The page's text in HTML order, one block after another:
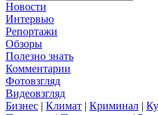
Новости
Интервью
Репортажи
Обзоры
Полезно знать
Комментарии
Фотовзгляд
Видеовзгляд
Бизнес | Климат | Криминал |